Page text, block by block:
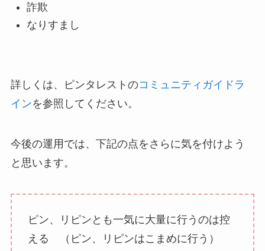
詐欺
なりすまし
詳しくは、ピンタレストのコミュニティガイドラ
インを参照してください。
今後の運用では、下記の点をさらに気を付けよう
と思います。
ピン、リピンとも一気に大量に行うのは控
える （ピン、リピンはこまめに行う）